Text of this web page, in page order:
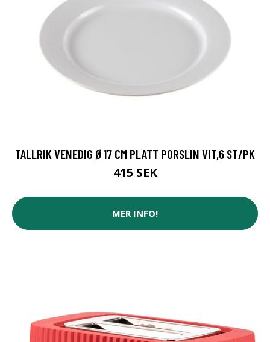
TALLRIK VENEDIG Ø17 CM PLATT PORSLIN VIT,6 ST/PK
415 SEK
MER INFO!